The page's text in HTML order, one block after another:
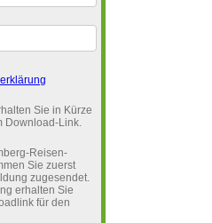
Sie in Kürze
Download-Link.
Reisen-
Sie zuerst
zugesendet.
erhalten Sie
für den